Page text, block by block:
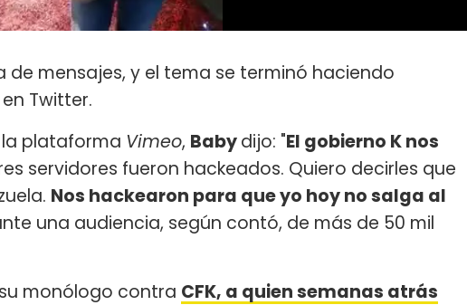
de mensajes, y el tema se terminó haciendo
Twitter.
la plataforma Vimeo, Babydijo: "El gobierno K nos
servidores fueron hackeados. Quiero decirles que
Nos hackearon para que yo hoy no salga al
una audiencia, según contó, de más de 50 mil
monólogo contra CFK, a quien semanas atrás